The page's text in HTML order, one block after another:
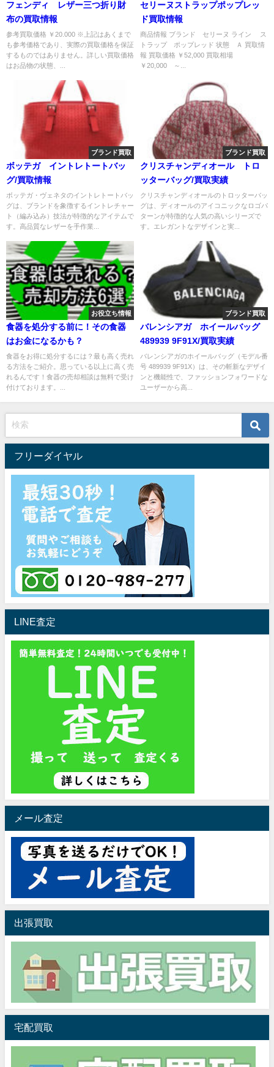
フェンディ レザー三つ折り財
布の買取情報
参考買取価格 ￥20.000 ※上記はあくまで
も参考価格であり、実際の買取価格を保証
するものではありません。詳しい買取価格
はお品物の状態、...
セリーヌストラップポップレッ
ド買取情報
商品情報 ブランド セリーヌ ライン ス
トラップ ポップレッド 状態 Ａ 買取情
報 買取価格 ￥52,000 買取相場
￥20,000 ～...
ブランド買取
ボッテガ イントレトートバッ
グ/買取情報
ボッテガ・ヴェネタのイントレトートバッ
グは、ブランドを象徴するイントレチャー
ト（編み込み）技法が特徴的なアイテムで
す。高品質なレザーを手作業...
ブランド買取
クリスチャンディオール トロ
ッターバッグ/買取実績
クリスチャンディオールのトロッターバッ
グは、ディオールのアイコニックなロゴパ
ターンが特徴的な人気の高いシリーズで
す。エレガントなデザインと実...
お役立ち情報
食器を処分する前に！その食器
はお金になるかも？
食器をお得に処分するには？最も高く売れ
る方法をご紹介。思っている以上に高く売
れるんです！食器の売却相談は無料で受け
付けております。...
ブランド買取
バレンシアガ ホイールバッグ
489939 9F91X/買取実績
バレンシアガのホイールバッグ（モデル番
号 489939 9F91X）は、その斬新なデザイ
ンと機能性で、ファッションフォワードな
ユーザーから高...
フリーダイヤル
LINE査定
メール査定
出張買取
宅配買取